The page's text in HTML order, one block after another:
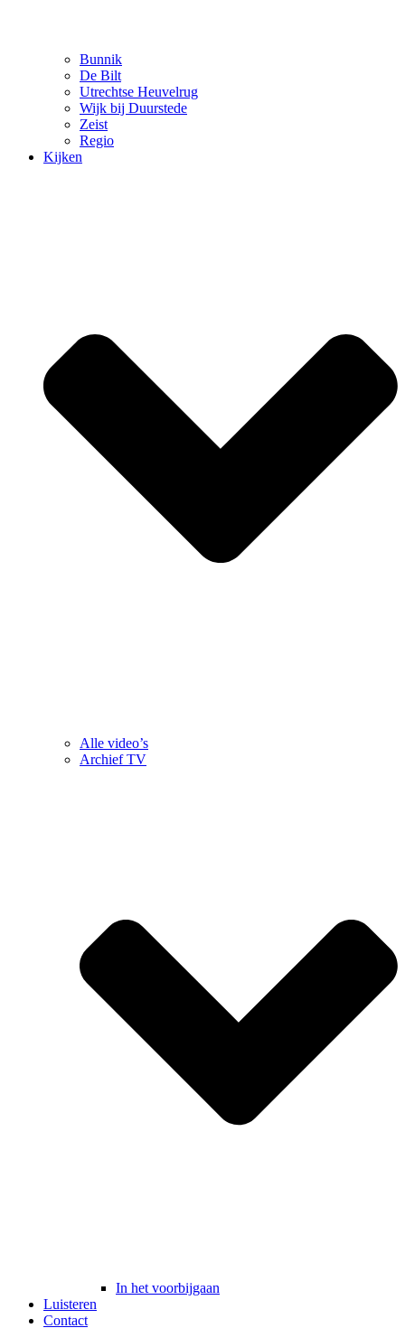
Bunnik
De Bilt
Utrechtse Heuvelrug
Wijk bij Duurstede
Zeist
Regio
Kijken
Alle video’s
Archief TV
In het voorbijgaan
Luisteren
Contact